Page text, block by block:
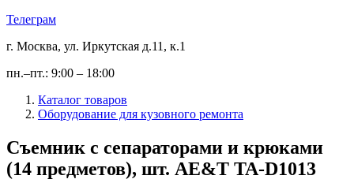
Телеграм
г. Москва, ул. Иркутская д.11, к.1
пн.–пт.: 9:00 – 18:00
Каталог товаров
Оборудование для кузовного ремонта
Съемник с сепараторами и крюками
(14 предметов), шт. AE&T TA-D1013